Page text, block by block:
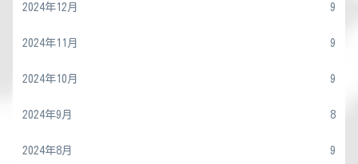
2024年12月 9
2024年11月 9
2024年10月 9
2024年9月 8
2024年8月 9